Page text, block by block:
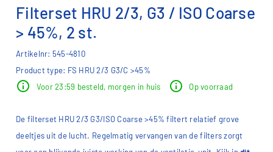
Filterset HRU 2/3, G3 / ISO Coarse
> 45%, 2 st.
Artikelnr: 545-4810
Product type: FS HRU 2/3 G3/C >45%
info Voor 23:59 besteld, morgen in huis info Op voorraad
De filterset HRU 2/3 G3/ISO Coarse >45% filtert relatief grove
deeltjes uit de lucht. Regelmatig vervangen van de filters zorgt